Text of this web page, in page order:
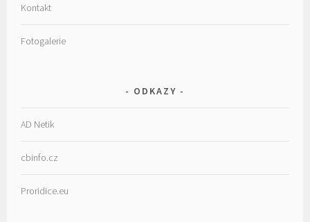
Kontakt
Fotogalerie
ODKAZY
AD Netik
cbinfo.cz
Proridice.eu